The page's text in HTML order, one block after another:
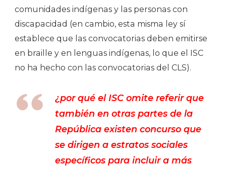
comunidades indígenas y las personas con
discapacidad (en cambio, esta misma ley sí
establece que las convocatorias deben emitirse
en braille y en lenguas indígenas, lo que el ISC
no ha hecho con las convocatorias del CLS).
¿por qué el ISC omite referir que
también en otras partes de la
República existen concurso que
se dirigen a estratos sociales
específicos para incluir a más